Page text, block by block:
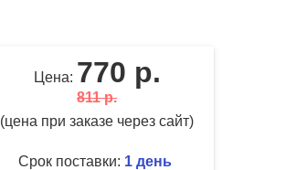
Цена: 770 р.
811 р.
(цена при заказе через сайт)
Срок поставки: 1 день